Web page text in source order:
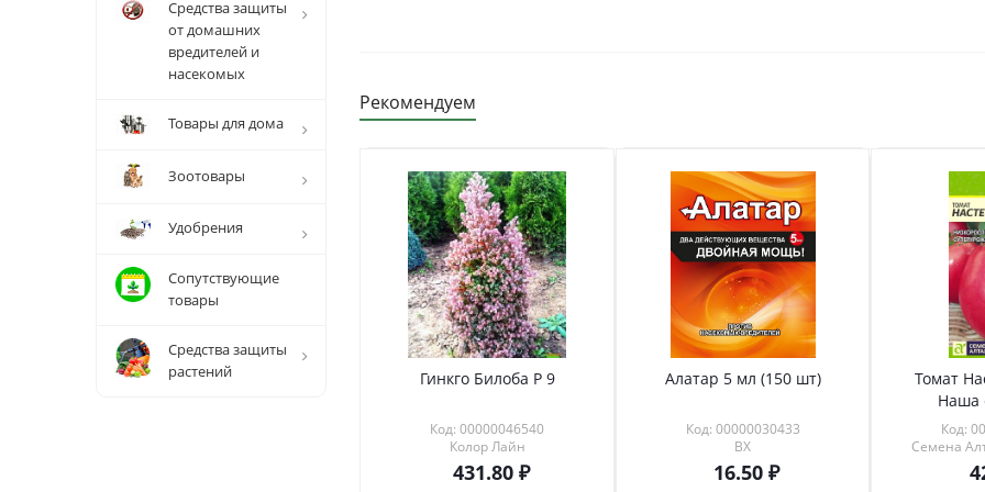
Рекомендуем
Гинкго Билоба Р 9
Код: 00000046540
Колор Лайн
431.80
Алатар 5 мл (150 шт)
Код: 00000030433
ВХ
16.50
Томат
Наша
Код:
Семена
Средства защиты
от домашних
вредителей и
насекомых
Товары для дома
Зоотовары
Удобрения
Сопутствующие
товары
Средства защиты
растений